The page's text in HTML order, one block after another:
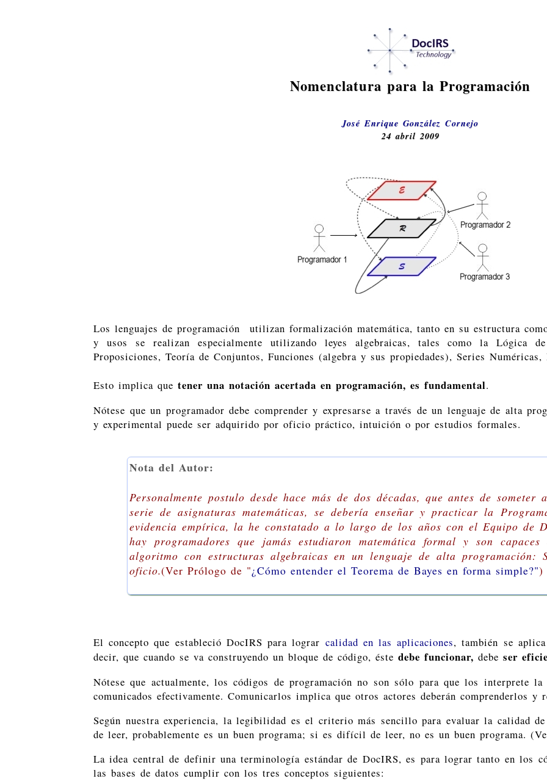
Nomenclatura para la Programación
José Enrique González Cornejo
24 abril 2009
Los lenguajes de programación utilizan formalización matemática, tanto en su estructura
y usos se realizan especialmente utilizando leyes algebraicas, tales como la Lógica
Proposiciones, Teoría de Conjuntos, Funciones (algebra y sus propiedades), Series Numéricas,
Esto implica que tener una notación acertada en programación, es fundamental.
Nótese que un programador debe comprender y expresarse a través de un lenguaje de alta
y experimental puede ser adquirido por oficio práctico, intuición o por estudios formales.
Nota del Autor:
Personalmente postulo desde hace más de dos décadas, que antes de
serie de asignaturas matemáticas, se debería enseñar y practicar la
evidencia empírica, la he constatado a lo largo de los años con el Equipo de
hay programadores que jamás estudiaron matemática formal y son
algoritmo con estructuras algebraicas en un lenguaje de alta programación:
oficio.(Ver Prólogo de "¿Cómo entender el Teorema de Bayes en forma simple?")
El concepto que estableció DocIRS para lograr calidad en las aplicaciones, también se
decir, que cuando se va construyendo un bloque de código, éste debe funcionar, debe ser
Nótese que actualmente, los códigos de programación no son sólo para que los interprete
comunicados efectivamente. Comunicarlos implica que otros actores deberán comprenderlos y
Según nuestra experiencia, la legibilidad es el criterio más sencillo para evaluar la calidad
de leer, probablemente es un buen programa; si es difícil de leer, no es un buen programa.
La idea central de definir una terminología estándar de DocIRS, es para lograr tanto en los
las bases de datos cumplir con los tres conceptos siguientes: